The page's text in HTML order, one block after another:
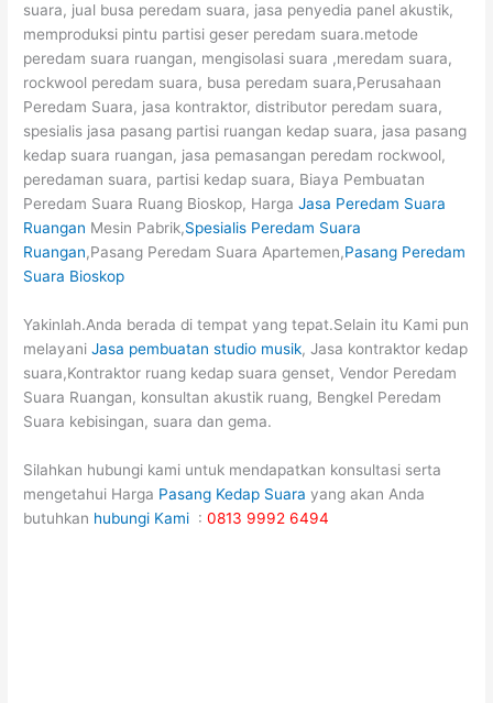
suara, jual busa peredam suara, jasa penyedia panel akustik,
memproduksi pintu partisi geser peredam suara.metode
peredam suara ruangan, mengisolasi suara ,meredam suara,
rockwool peredam suara, busa peredam suara,Perusahaan
Peredam Suara, jasa kontraktor, distributor peredam suara,
spesialis jasa pasang partisi ruangan kedap suara, jasa pasang
kedap suara ruangan, jasa pemasangan peredam rockwool,
peredaman suara, partisi kedap suara, Biaya Pembuatan
Peredam Suara Ruang Bioskop, HargaJasa Peredam Suara
Ruangan Mesin Pabrik,Spesialis Peredam Suara
Ruangan,Pasang Peredam Suara Apartemen,Pasang Peredam
Suara Bioskop
Yakinlah.Anda berada di tempat yang tepat.Selain itu Kami pun
melayaniJasa pembuatan studio musik, Jasa kontraktor kedap
suara,Kontraktor ruang kedap suara genset, Vendor Peredam
Suara Ruangan, konsultan akustik ruang, Bengkel Peredam
Suara kebisingan, suara dan gema.
Silahkan hubungi kami untuk mendapatkan konsultasi serta
mengetahui Harga Pasang Kedap Suara yang akan Anda
butuhkan hubungi Kami :0813 9992 6494